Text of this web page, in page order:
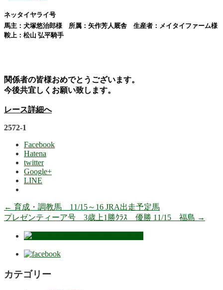
ネッタイヤライ号
馬主：犬塚悠治郎様 所属：矢作芳人厩舎 生産者：メイタイファーム様
鞍上： 松山 弘平騎手
関係者の皆様おめでとうございます。
今後共宜しくお願い致します。
レース詳細へ
2572-1
Facebook
Hatena
twitter
Google+
LINE
← 育成・調教馬 11/15～16 JRA出走予定馬
プレゼンティーア号 3歳上1勝ｸﾗｽ 優勝 11/15 福島 →
カテゴリー